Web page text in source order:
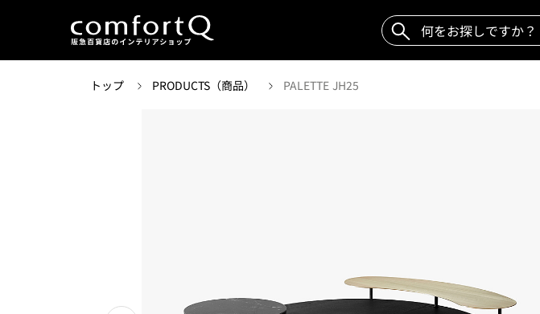
トップ PRODUCTS（商品） PALETTE JH25